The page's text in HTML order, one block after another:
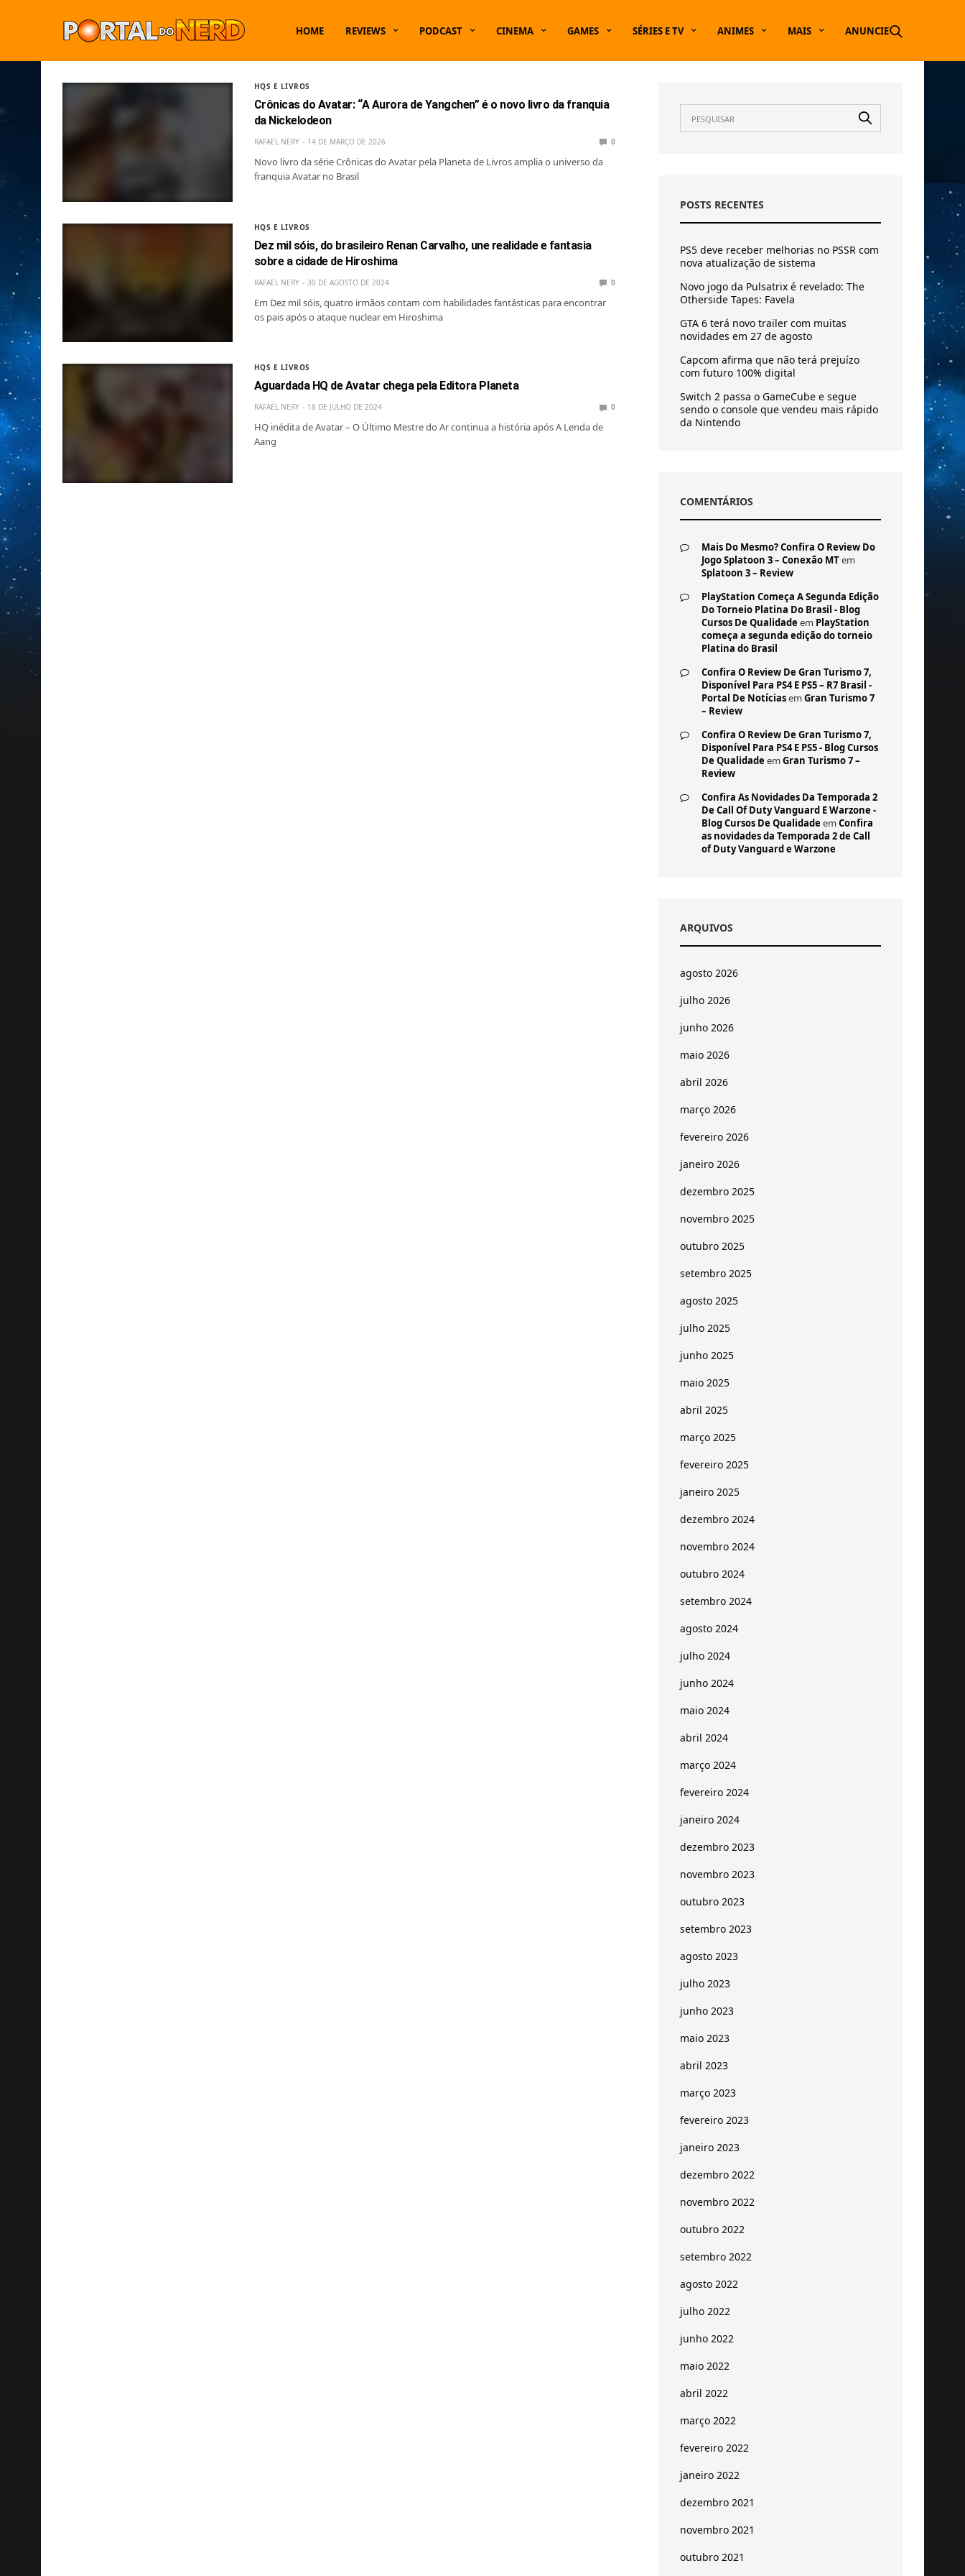
HOME REVIEWS PODCAST CINEMA GAMES SÉRIES E TV ANIMES MAIS ANUNCIE
HQS E LIVROS
Crônicas do Avatar: “A Aurora de Yangchen” é o novo livro da franquia
da Nickelodeon
RAFAEL NERY 14 DE MARÇO DE 2026 0
Novo livro da série Crônicas do Avatar pela Planeta de Livros amplia o universo da
franquia Avatar no Brasil
HQS E LIVROS
Dez mil sóis, do brasileiro Renan Carvalho, une realidade e fantasia
sobre a cidade de Hiroshima
RAFAEL NERY 30 DE AGOSTO DE 2024 0
Em Dez mil sóis, quatro irmãos contam com habilidades fantásticas para encontrar
os pais após o ataque nuclear em Hiroshima
HQS E LIVROS
Aguardada HQ de Avatar chega pela Editora Planeta
RAFAEL NERY 18 DE JULHO DE 2024 0
HQ inédita de Avatar – O Último Mestre do Ar continua a história após A Lenda de
Aang
POSTS RECENTES
PS5 deve receber melhorias no PSSR com
nova atualização de sistema
Novo jogo da Pulsatrix é revelado: The
Otherside Tapes: Favela
GTA 6 terá novo trailer com muitas
novidades em 27 de agosto
Capcom afirma que não terá prejuízo
com futuro 100% digital
Switch 2 passa o GameCube e segue
sendo o console que vendeu mais rápido
da Nintendo
COMENTÁRIOS
Mais Do Mesmo? Confira O Review Do
Jogo Splatoon 3 – Conexão MTem
Splatoon 3 – Review
PlayStation Começa A Segunda Edição
Do Torneio Platina Do Brasil - Blog
Cursos De Qualidade em PlayStation
começa a segunda edição do torneio
Platina do Brasil
Confira O Review De Gran Turismo 7,
Disponível Para PS4 E PS5 – R7 Brasil -
Portal De Notíciasem Gran Turismo 7
– Review
Confira O Review De Gran Turismo 7,
Disponível Para PS4 E PS5 - Blog Cursos
De Qualidade em Gran Turismo 7 –
Review
Confira As Novidades Da Temporada 2
De Call Of Duty Vanguard E Warzone -
Blog Cursos De Qualidade em Confira
as novidades da Temporada 2 de Call
of Duty Vanguard e Warzone
ARQUIVOS
agosto 2026
julho 2026
junho 2026
maio 2026
abril 2026
março 2026
fevereiro 2026
janeiro 2026
dezembro 2025
novembro 2025
outubro 2025
setembro 2025
agosto 2025
julho 2025
junho 2025
maio 2025
abril 2025
março 2025
fevereiro 2025
janeiro 2025
dezembro 2024
novembro 2024
outubro 2024
setembro 2024
agosto 2024
julho 2024
junho 2024
maio 2024
abril 2024
março 2024
fevereiro 2024
janeiro 2024
dezembro 2023
novembro 2023
outubro 2023
setembro 2023
agosto 2023
julho 2023
junho 2023
maio 2023
abril 2023
março 2023
fevereiro 2023
janeiro 2023
dezembro 2022
novembro 2022
outubro 2022
setembro 2022
agosto 2022
julho 2022
junho 2022
maio 2022
abril 2022
março 2022
fevereiro 2022
janeiro 2022
dezembro 2021
novembro 2021
outubro 2021